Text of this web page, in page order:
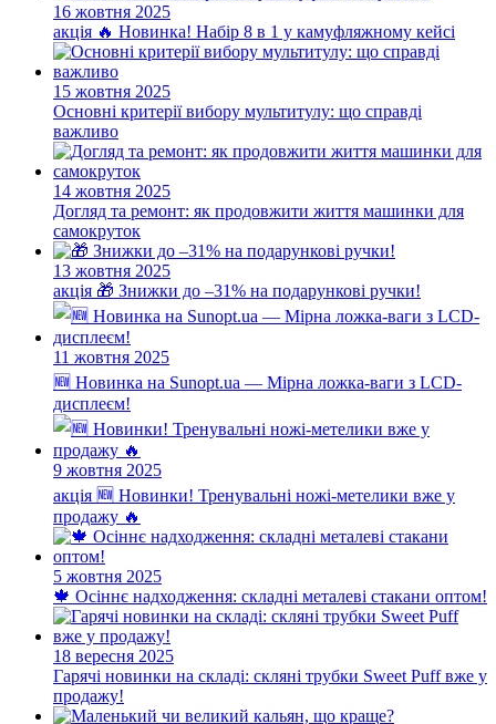
16 жовтня 2025
акція 🔥 Новинка! Набір 8 в 1 у камуфляжному кейсі
15 жовтня 2025
Основні критерії вибору мультитулу: що справді
важливо
14 жовтня 2025
Догляд та ремонт: як продовжити життя машинки для
самокруток
13 жовтня 2025
акція 🎁 Знижки до –31% на подарункові ручки!
11 жовтня 2025
🆕 Новинка на Sunopt.ua — Мірна ложка-ваги з LCD-
дисплеєм!
9 жовтня 2025
акція 🆕 Новинки! Тренувальні ножі-метелики вже у
продажу 🔥
5 жовтня 2025
🍁 Осіннє надходження: складні металеві стакани оптом!
18 вересня 2025
Гарячі новинки на складі: скляні трубки Sweet Puff вже у
продажу!